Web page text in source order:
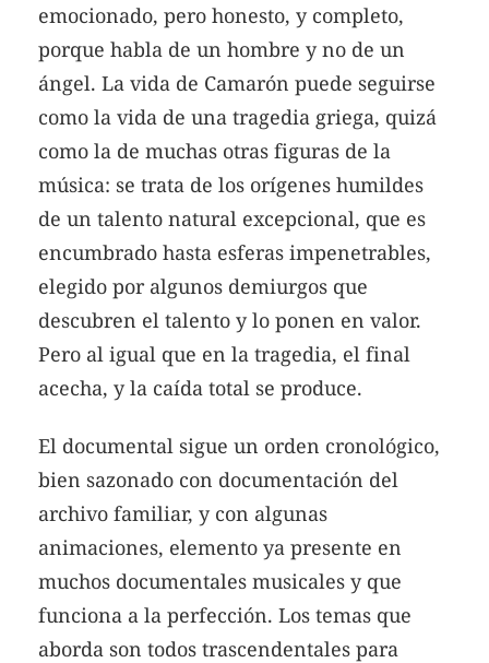
emocionado, pero honesto, y completo,
porque habla de un hombre y no de un
ángel. La vida de Camarón puede seguirse
como la vida de una tragedia griega, quizá
como la de muchas otras figuras de la
música: se trata de los orígenes humildes
de un talento natural excepcional, que es
encumbrado hasta esferas impenetrables,
elegido por algunos demiurgos que
descubren el talento y lo ponen en valor.
Pero al igual que en la tragedia, el final
acecha, y la caída total se produce.
El documental sigue un orden cronológico,
bien sazonado con documentación del
archivo familiar, y con algunas
animaciones, elemento ya presente en
muchos documentales musicales y que
funciona a la perfección. Los temas que
aborda son todos trascendentales para